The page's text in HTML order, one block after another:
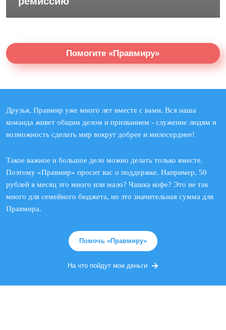
Помогите «Правмиру»
Друзья, Правмир уже много лет вместе с вами. Вся наша
команда живет общим делом и призванием - служение людям и
возможность сделать мир вокруг добрее и милосерднее!
Такое важное и большое дело можно делать только вместе.
Поэтому «Правмир» просит вас о поддержке. Например, 50
рублей в месяц это много или мало? Чашка кофе? Это не так
много для семейного бюджета, но это значительная сумма для
Правмира.
Помочь «Правмиру»
На что пойдут мои деньги